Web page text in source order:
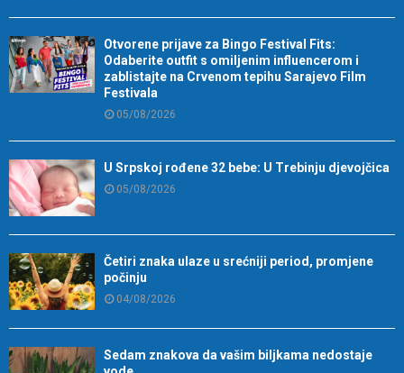
Otvorene prijave za Bingo Festival Fits:
Odaberite outfit s omiljenim influencerom i
zablistajte na Crvenom tepihu Sarajevo Film
Festivala
05/08/2026
U Srpskoj rođene 32 bebe: U Trebinju djevojčica
05/08/2026
Četiri znaka ulaze u srećniji period, promjene
počinju
04/08/2026
Sedam znakova da vašim biljkama nedostaje